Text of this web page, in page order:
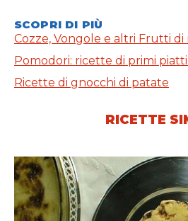
SCOPRI DI PIÙ
Cozze, Vongole e altri Frutti di
Pomodori: ricette di primi
Ricette di gnocchi di patate
RICETTE